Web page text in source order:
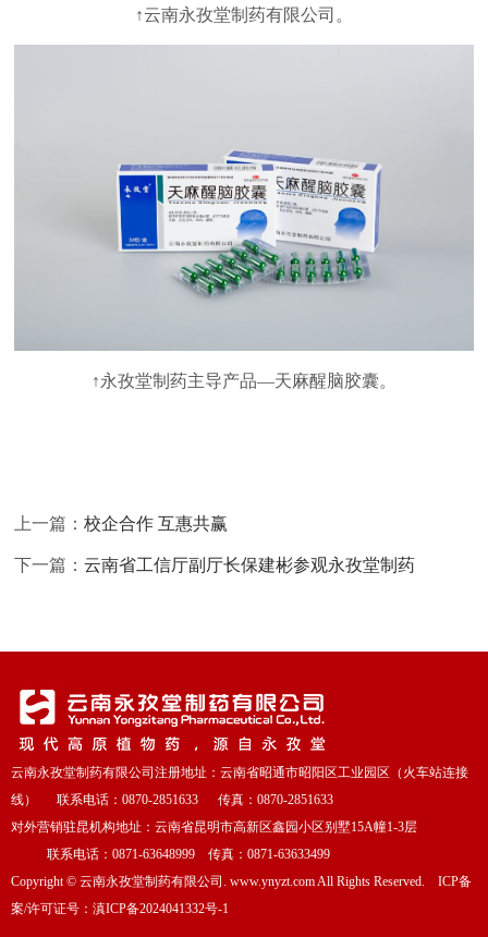
↑云南永孜堂制药有限公司。
↑永孜堂制药主导产品—天麻醒脑胶囊。
上一篇：校企合作 互惠共赢
下一篇：云南省工信厅副厅长保建彬参观永孜堂制药
云南永孜堂制药有限公司注册地址：云南省昭通市昭阳区工业园区（火车站连接
线） 联系电话：0870-2851633 传真：0870-2851633
对外营销驻昆机构地址：云南省昆明市高新区鑫园小区别墅15A幢1-3层
联系电话：0871-63648999 传真：0871-63633499
Copyright © 云南永孜堂制药有限公司. www.ynyzt.com All Rights Reserved. ICP备
案/许可证号： 滇ICP备2024041332号-1